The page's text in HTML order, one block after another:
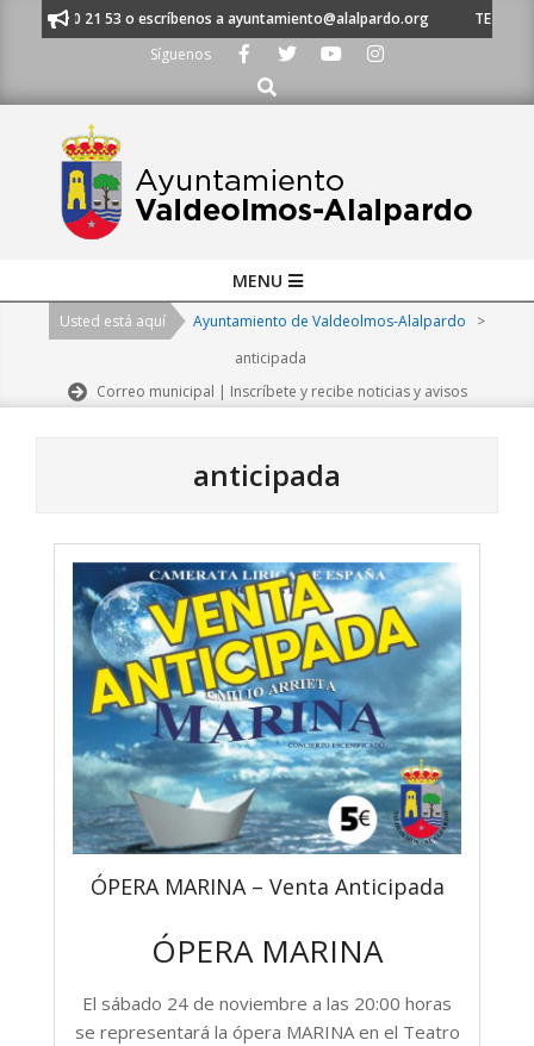
91 620 21 53 o escríbenos a ayuntamiento@alalpardo.org
TE
Síguenos
Buscar
Navigation
MENU
Usted está aquí Ayuntamiento de Valdeolmos-Alalpardo
>
anticipada
Correo municipal | Inscríbete y recibe noticias y avisos
anticipada
ÓPERA MARINA – Venta Anticipada
ÓPERA MARINA
El sábado 24 de noviembre a las 20:00 horas
se representará la ópera MARINA en el Teatro